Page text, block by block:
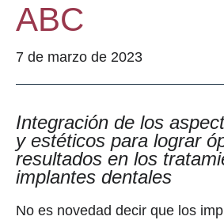
ABC
7 de marzo de 2023
Integración de los
y estéticos para lograr
resultados en los
implantes dentales
No es novedad decir que los